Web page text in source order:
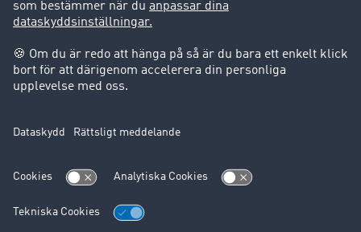
Support
Juridiskt
Företagsinformation
Användarvillkor